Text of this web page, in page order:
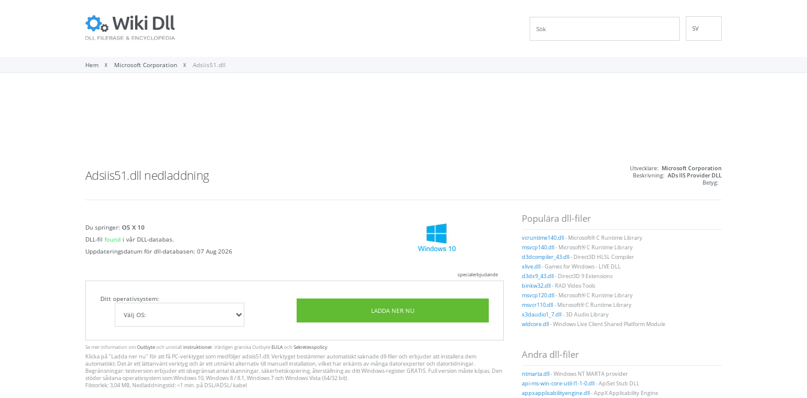
NL
SV
Hem Microsoft Corporation Adsiis51.dll
Adsiis51.dll nedladdning Utvecklare: Microsoft Corporation
Beskrivning: ADs IIS Provider DLL
Betyg:
Du springer: OS X 10
DLL-fil found i vår DLL-databas.
Uppdateringsdatum för dll-databasen: 07 Aug 2026
specialerbjudande
Ditt operativsystem:
LADDA NER NU
Se mer information omOutbyteoch unistallinstruktioner . Vänligen granska OutbyteEULAochSekretesspolicy
Klicka på"Ladda ner nu" för att få PC-verktyget som medföljer adsiis51.dll. Verktyget bestämmer automatiskt saknade dll-filer och erbjuder att installera dem
automatiskt. Det är ett lättanvänt verktyg och är ett utmärkt alternativ till manuell installation, vilket har erkänts av många datorexperter och datortidningar.
Begränsningar: testversion erbjuder ett obegränsat antal skanningar, säkerhetskopiering, återställning av ditt Windows-register GRATIS. Full version måste köpas. Den
stöder sådana operativsystem som Windows 10, Windows 8 / 8.1, Windows 7 och Windows Vista (64/32 bit).
Filstorlek: 3,04 MB, Nedladdningstid: <1 min. på DSL/ADSL/ kabel
Populära dll-filer
vcruntime140.dll- Microsoft® C Runtime Library
msvcp140.dll- Microsoft® C Runtime Library
d3dcompiler_43.dll- Direct3D HLSL Compiler
xlive.dll- Games for Windows - LIVE DLL
d3dx9_43.dll- Direct3D 9 Extensions
binkw32.dll- RAD Video Tools
msvcp120.dll- Microsoft® C Runtime Library
msvcr110.dll- Microsoft® C Runtime Library
x3daudio1_7.dll- 3D Audio Library
wldcore.dll- Windows Live Client Shared Platform Module
Andra dll-filer
ntmarta.dll- Windows NT MARTA provider
api-ms-win-core-util-l1-1-0.dll- ApiSet Stub DLL
appxapplicabilityengine.dll- AppX Applicability Engine